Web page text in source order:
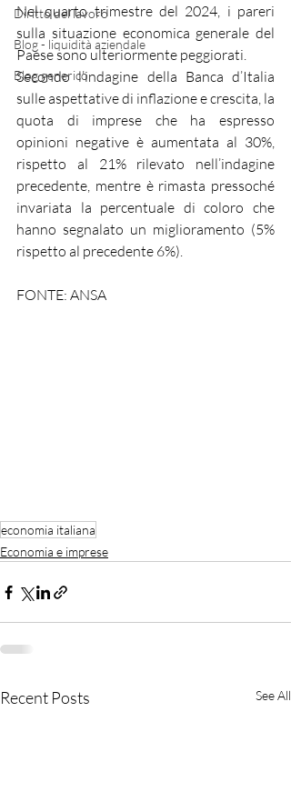
Diritto del lavoro
Blog - liquidità aziendale
Blog generico
Nel quarto trimestre del 2024, i pareri
sulla situazione economica generale del
Paese sono ulteriormente peggiorati.
Secondo l’indagine della Banca d’Italia
sulle aspettative di inflazione e crescita, la
quota di imprese che ha espresso
opinioni negative è aumentata al 30%,
rispetto al 21% rilevato nell’indagine
precedente, mentre è rimasta pressoché
invariata la percentuale di coloro che
hanno segnalato un miglioramento (5%
rispetto al precedente 6%).
FONTE: ANSA
economia italiana
Economia e imprese
Recent Posts See All